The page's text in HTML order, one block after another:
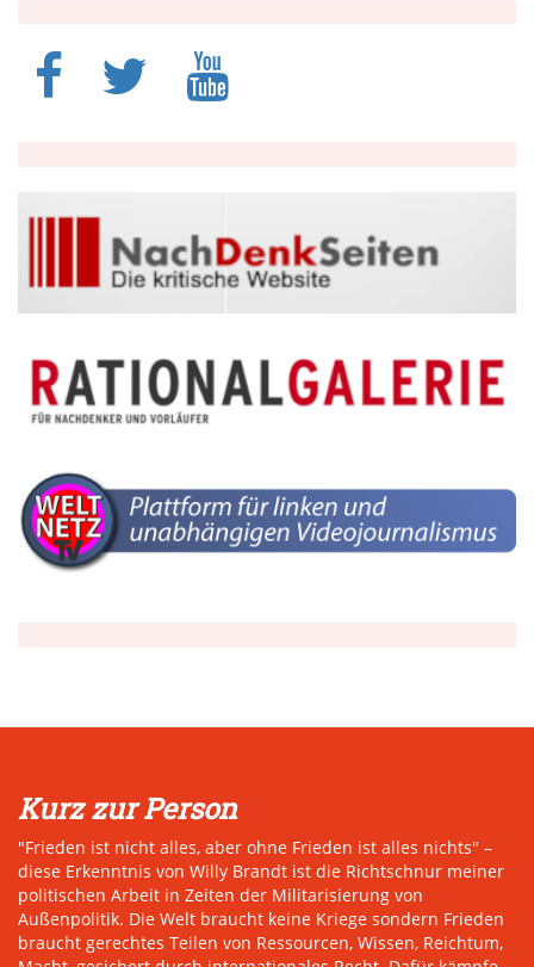
Kurz zur Person
"Frieden ist nicht alles, aber ohne Frieden ist alles nichts" –
diese Erkenntnis von Willy Brandt ist die Richtschnur meiner
politischen Arbeit in Zeiten der Militarisierung von
Außenpolitik. Die Welt braucht keine Kriege sondern Frieden
braucht gerechtes Teilen von Ressourcen, Wissen, Reichtum,